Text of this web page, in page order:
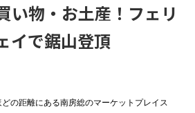
い物・お土産！フェリ
イで鋸山登頂
の距離にある南房総のマーケットプレイス